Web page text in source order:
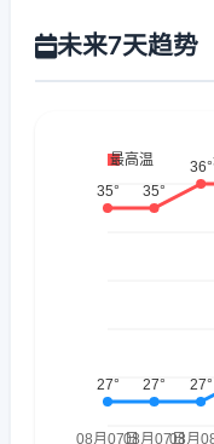
未来7天趋势